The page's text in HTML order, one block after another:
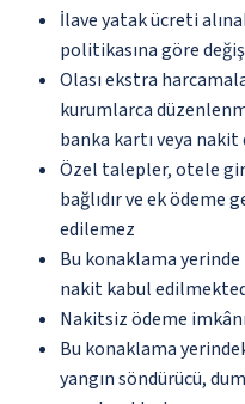
İlave yatak ücreti
politikasına göre
Olası ekstra
kurumlarca
banka kartı veya
Özel talepler, otele
bağlıdır ve ek
edilemez
Bu konaklama
nakit kabul
Nakitsiz ödeme
Bu konaklama
yangın söndürücü,